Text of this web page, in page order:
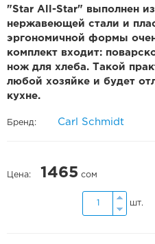
"Star All-Star" выполнен
нержавеющей стали и
эргономичной формы
комплект входит:
нож для хлеба. Такой
любой хозяйке и будет
кухне.
Бренд: Carl Schmidt
Цена: 1465 сом
шт.